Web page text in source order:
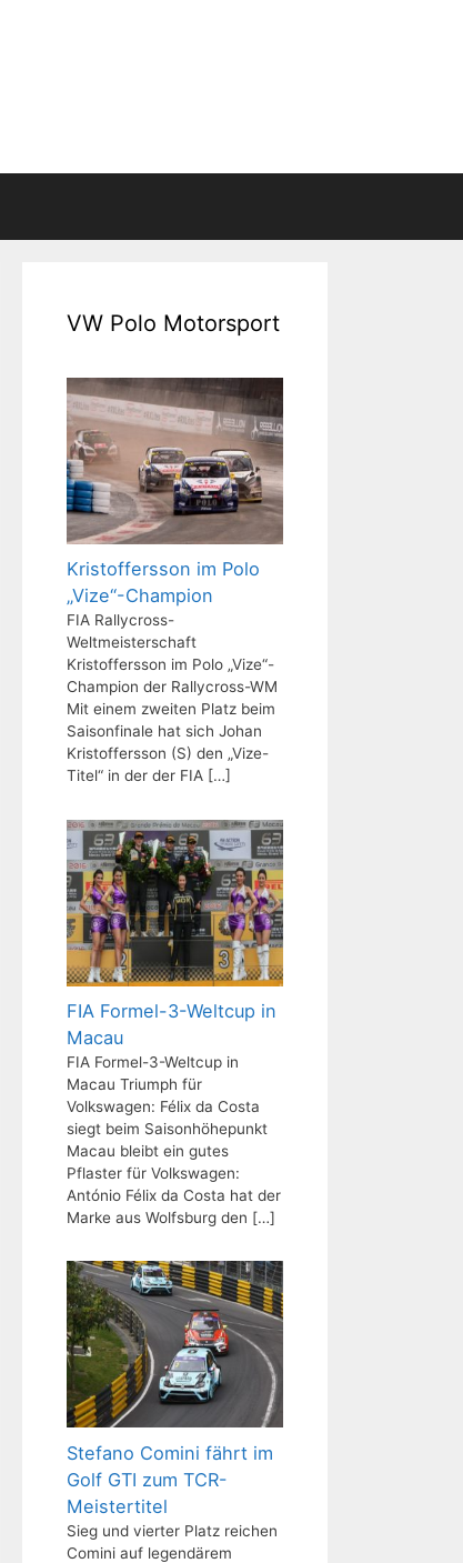
VW Polo Motorsport
Kristoffersson im Polo
„Vize“-Champion
FIA Rallycross-
Weltmeisterschaft
Kristoffersson im Polo „Vize“-
Champion der Rallycross-WM
Mit einem zweiten Platz beim
Saisonfinale hat sich Johan
Kristoffersson (S) den „Vize-
Titel“ in der der FIA […]
FIA Formel-3-Weltcup in
Macau
FIA Formel-3-Weltcup in
Macau Triumph für
Volkswagen: Félix da Costa
siegt beim Saisonhöhepunkt
Macau bleibt ein gutes
Pflaster für Volkswagen:
António Félix da Costa hat der
Marke aus Wolfsburg den […]
Stefano Comini fährt im
Golf GTI zum TCR-
Meistertitel
Sieg und vierter Platz reichen
Comini auf legendärem